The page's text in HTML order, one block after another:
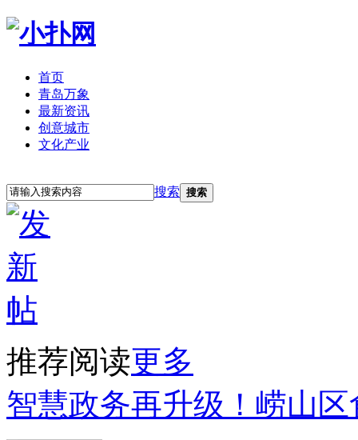
首页
青岛万象
最新资讯
创意城市
文化产业
搜索 搜索
推荐阅读更多
智慧政务再升级！崂山